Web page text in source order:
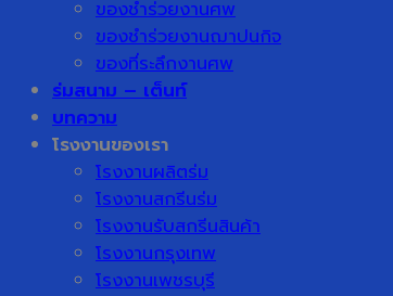
ของชำร่วยงานศพ
ของชำร่วยงานฌาปนกิจ
ของที่ระลึกงานศพ
ร่มสนาม – เต็นท์
บทความ
โรงงานของเรา
โรงงานผลิตร่ม
โรงงานสกรีนร่ม
โรงงานรับสกรีนสินค้า
โรงงานกรุงเทพ
โรงงานเพชรบุรี